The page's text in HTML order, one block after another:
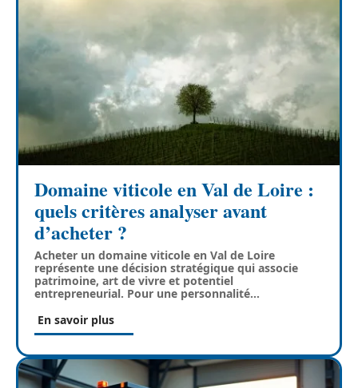
Domaine viticole en Val de Loire :
quels critères analyser avant
d’acheter ?
Acheter un domaine viticole en Val de Loire
représente une décision stratégique qui associe
patrimoine, art de vivre et potentiel
entrepreneurial. Pour une personnalité…
En savoir plus